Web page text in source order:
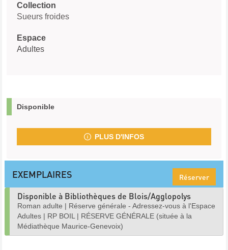
Collection
Sueurs froides
Espace
Adultes
Disponible
PLUS D'INFOS
EXEMPLAIRES Réserver
Disponible à Bibliothèques de Blois/Agglopolys
Roman adulte | Réserve générale - Adressez-vous à l'Espace
Adultes | RP BOIL | RÉSERVE GÉNÉRALE (située à la
Médiathèque Maurice-Genevoix)